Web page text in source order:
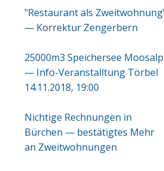
"Restaurant als
— Korrektur Zengerbern
25000m3 Speichersee Moosalp
— Info-Veranstalltung Törbel
14.11.2018, 19:00
Nichtige Rechnungen in
Bürchen — bestätigtes Mehr
an Zweitwohnungen